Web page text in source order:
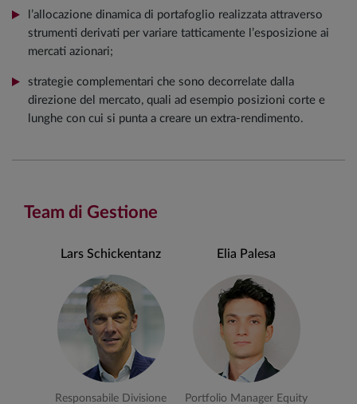
l’allocazione dinamica di portafoglio realizzata attraverso
strumenti derivati per variare tatticamente l’esposizione ai
mercati azionari;
strategie complementari che sono decorrelate dalla
direzione del mercato, quali ad esempio posizioni corte e
lunghe con cui si punta a creare un extra-rendimento.
Team di Gestione
Lars Schickentanz
Responsabile Divisione
Elia Palesa
Portfolio Manager Equity